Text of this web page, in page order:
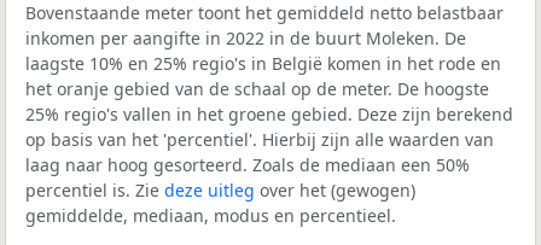
Bovenstaande meter toont het gemiddeld netto belastbaar
inkomen per aangifte in 2022 in de buurt Moleken. De
laagste 10% en 25% regio's in België komen in het rode en
het oranje gebied van de schaal op de meter. De hoogste
25% regio's vallen in het groene gebied. Deze zijn berekend
op basis van het 'percentiel'. Hierbij zijn alle waarden van
laag naar hoog gesorteerd. Zoals de mediaan een 50%
percentiel is. Zie deze uitleg over het (gewogen)
gemiddelde, mediaan, modus en percentieel.